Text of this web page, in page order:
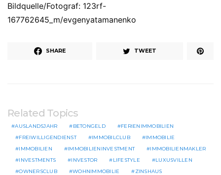
Bildquelle/Fotograf: 123rf-
167762645_m/evgenyatamanenko
SHARE TWEET
Related Topics
AUSLANDSJAHR BETONGELD
FERIENIMMOBILIEN
FREIWILLIGENDIENST
IMMOBILCLUB
IMMOBILIE
IMMOBILIEN
IMMOBILIENINVESTMENT
IMMOBILIENMAKLER
INVESTMENTS
INVESTOR LIFESTYLE
LUXUSVILLEN
OWNERSCLUB
WOHNIMMOBILIE ZINSHAUS